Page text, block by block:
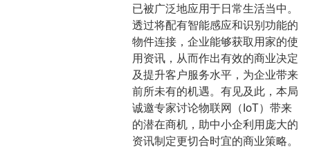
已被广泛地应用于日常生活当中。
透过将配有智能感应和识别功能的
物件连接，企业能够获取用家的使
用资讯，从而作出有效的商业决定
及提升客户服务水平，为企业带来
前所未有的机遇。有见及此，本局
诚邀专家讨论物联网（IoT）带来
的潜在商机，助中小企利用庞大的
资讯制定更切合时宜的商业策略。